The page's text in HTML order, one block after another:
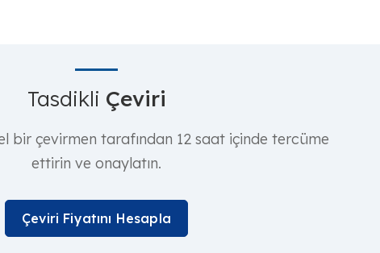
Tasdikli Çeviri
bir çevirmen tarafından 12 saat içinde tercüme
ettirin ve onaylatın.
Çeviri Fiyatını Hesapla